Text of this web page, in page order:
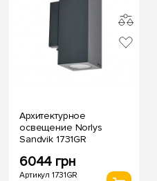
Архитектурное
освещение Norlys
Sandvik 1731GR
6044 грн
Артикул 1731GR